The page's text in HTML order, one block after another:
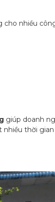
cho nhiều
giúp doanh
nhiều thời gian